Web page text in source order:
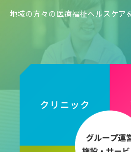
地域の方々の医療福祉ヘルスケア